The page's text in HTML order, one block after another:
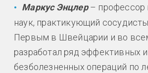
Маркус Энцлер– профессор
наук, практикующий
Первым в Швейцарии и во
разработал ряд эффективных и
безболезненных операций по